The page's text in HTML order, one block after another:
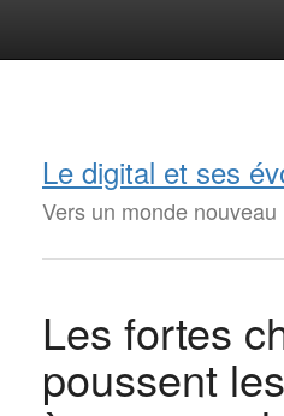
Le digital et ses
Vers un monde nouveau
Les fortes
poussent